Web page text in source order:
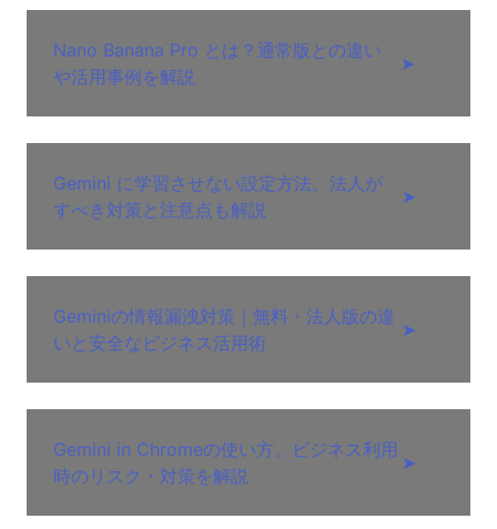
Nano Banana Pro とは？通常版との違い
や活用事例を解説
➤
Gemini に学習させない設定方法。法人が
すべき対策と注意点も解説
➤
Geminiの情報漏洩対策｜無料・法人版の違
いと安全なビジネス活用術
➤
Gemini in Chromeの使い方。ビジネス利用
時のリスク・対策を解説
➤